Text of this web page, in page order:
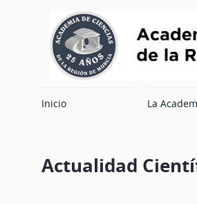
Inicio La
Actualidad